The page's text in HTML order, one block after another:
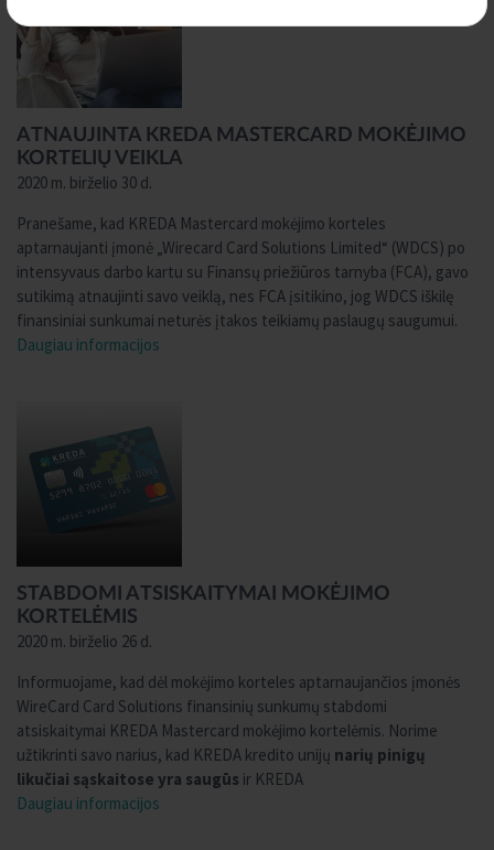
ATNAUJINTA KREDA MASTERCARD MOKĖJIMO
KORTELIŲ VEIKLA
2020 m. birželio 30 d.
Pranešame, kad KREDA Mastercard mokėjimo korteles
aptarnaujanti įmonė „Wirecard Card Solutions Limited“ (WDCS) po
intensyvaus darbo kartu su Finansų priežiūros tarnyba (FCA), gavo
sutikimą atnaujinti savo veiklą, nes FCA įsitikino, jog WDCS iškilę
finansiniai sunkumai neturės įtakos teikiamų paslaugų saugumui.
Daugiau informacijos
STABDOMI ATSISKAITYMAI MOKĖJIMO
KORTELĖMIS
2020 m. birželio 26 d.
Informuojame, kad dėl mokėjimo korteles aptarnaujančios įmonės
WireCard Card Solutions finansinių sunkumų stabdomi
atsiskaitymai KREDA Mastercard mokėjimo kortelėmis. Norime
užtikrinti savo narius, kad KREDA kredito unijų narių pinigų
likučiai sąskaitose yra saugūs ir KREDA
Daugiau informacijos